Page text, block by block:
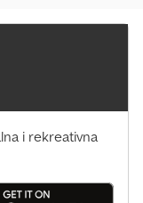
i rekreativna